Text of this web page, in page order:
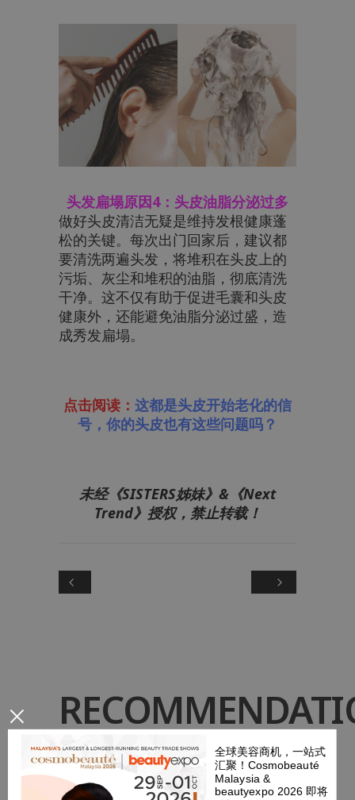
头发扁塌原因4：头皮油脂分泌过多
做好头皮清洁无疑是维持发根健康蓬
松的关键。每次出门回家后，建议都
要清洗两遍头发，将堆积在头皮上的
污垢、灰尘和堆积的油脂，彻底清洗
干净。这不仅有助于促进毛囊和头皮
健康外，还能避免油脂分泌过盛，造
成秀发扁塌。
点击阅读： 这都是头皮开始老化的信
号，你的头皮也有这些问题吗？
未经《SISTERS姊妹》&《Next
Trend》授权，禁止转载！
全球美容商机，一站式
汇聚！Cosmobeauté
Malaysia &
beautyexpo 2026 即将
×